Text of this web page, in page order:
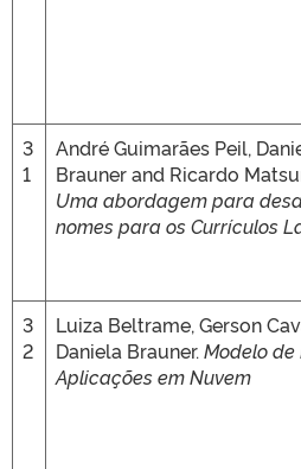
3
1
André Guimarães Peil,
Brauner and Ricardo
Uma abordagem para
nomes para os Currículos
3
2
Luiza Beltrame, Gerson
Daniela Brauner. Modelo
Aplicações em Nuvem